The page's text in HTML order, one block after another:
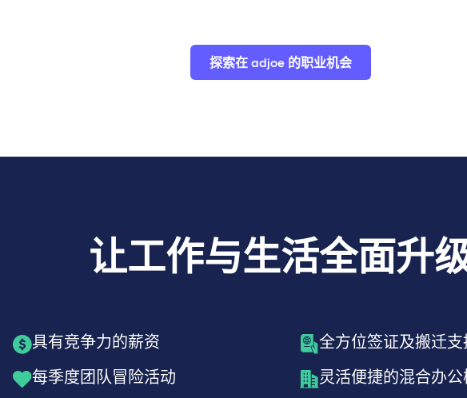
探索在 adjoe 的职业机会
让工作与生活全面升
具有竞争力的薪资
每季度团队冒险活动
全方位签证及搬迁支
灵活便捷的混合办公